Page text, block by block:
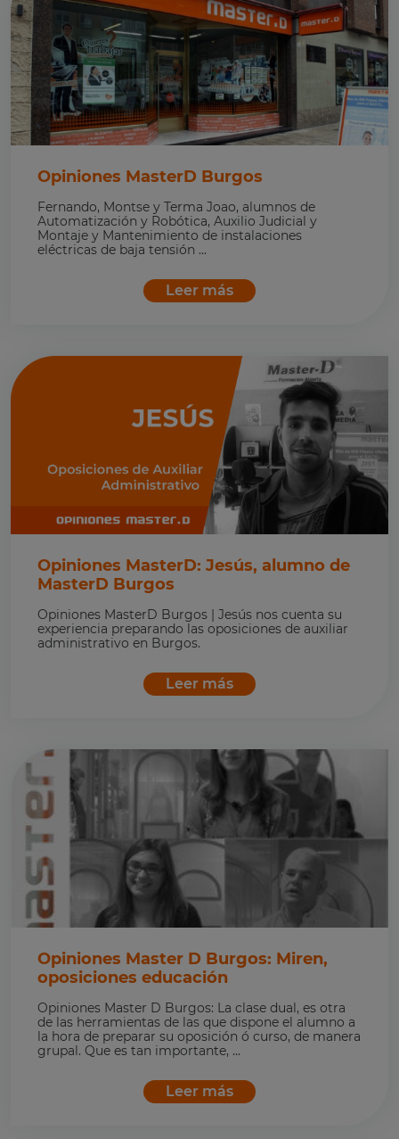
Opiniones MasterD Burgos
Fernando, Montse y Terma Joao, alumnos de
Automatización y Robótica, Auxilio Judicial y
Montaje y Mantenimiento de instalaciones
eléctricas de baja tensión ...
Leer más
Opiniones MasterD: Jesús, alumno de
MasterD Burgos
Opiniones MasterD Burgos | Jesús nos cuenta su
experiencia preparando las oposiciones de auxiliar
administrativo en Burgos.
Leer más
Opiniones Master D Burgos: Miren,
oposiciones educación
Opiniones Master D Burgos: La clase dual, es otra
de las herramientas de las que dispone el alumno a
la hora de preparar su oposición ó curso, de manera
grupal. Que es tan importante, ...
Leer más